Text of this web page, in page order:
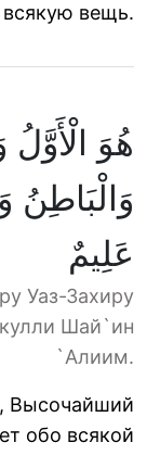
вещь.
هُوَ الْأَوَّلُ
عَلِيمٌ
Уаз-Захиру
Шай`ин
`Алиим.
Высочайший
обо всякой